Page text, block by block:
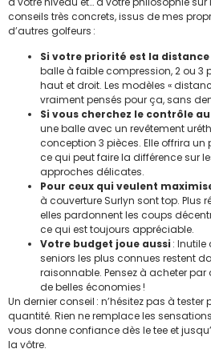
conseils très concrets, issus de mes
d’autres golfeurs :
Si votre priorité est la distance
balle à faible compression, 2 ou 3
haut et droit. Les modèles «
vraiment pensés pour ça, sans
Si vous cherchez le contrôle
une balle avec un revêtement
conception 3 pièces. Elle offrira un
ce qui peut faire la différence sur
approches délicates.
Pour ceux qui veulent
à couverture Surlyn sont top. Plus
elles pardonnent les coups
ce qui est toujours appréciable.
Votre budget joue aussi : Inutile
seniors les plus connues restent
raisonnable. Pensez à acheter
de belles économies !
Un dernier conseil : n’hésitez pas à
quantité. Rien ne remplace les
vous donne confiance dès le tee et
la vôtre.